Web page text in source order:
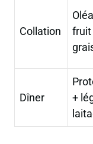
Collation
fruit
Dîner
+